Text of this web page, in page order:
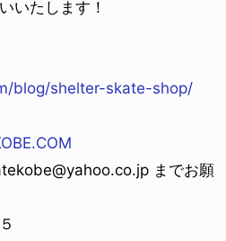
いたします！
blog/shelter-skate-shop/
までお願